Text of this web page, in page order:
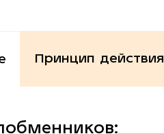
Принцип действия